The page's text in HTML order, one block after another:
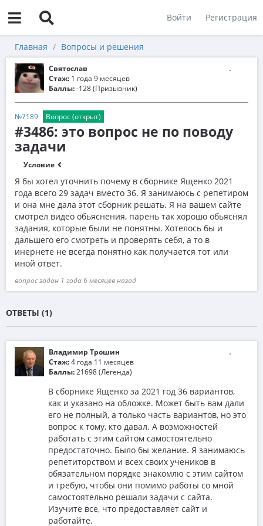
Войти Регистрация
Главная Вопросы и решения
Святослав
Стаж: 1 года 9 месяцев
Баллы:-128 (Призывник)
№7189 Вопрос (открыт)
#3486: это вопрос не по поводу
задачи
Условие
Я бы хотел уточнить почему в сборнике Ященко 2021
года всего 29 задач вместо 36. Я занимаюсь с репетиром
и она мне дала этот сборник решать. Я на вашем сайте
смотрел видео обьяснения, парень так хорошо обьяснял
задания, которые были не понятны. Хотелось бы и
дальшего его смотреть и проверять себя, а то в
инернете не всегда понятно как получается тот или
иной ответ.
вопрос задан 1 года 6 месяцев назад
ОТВЕТЫ (1)
Владимир Трошин
Стаж:4 года 11 месяцев
Баллы:21698 (Легенда)
В сборнике Ященко за 2021 год 36 вариантов,
как и указано на обложке. Может быть вам дали
его не полный, а только часть вариантов, но это
вопрос к тому, кто давал. А возможностей
работать с этим сайтом самостоятельно
предостаточно. Было бы желание. Я занимаюсь
репетиторством и всех своих учеников в
обязательном порядке знакомлю с этим сайтом
и требую, чтобы они помимо работы со мной
самостоятельно решали задачи с сайта.
Изучите все, что предоставляет сайт и
работайте.